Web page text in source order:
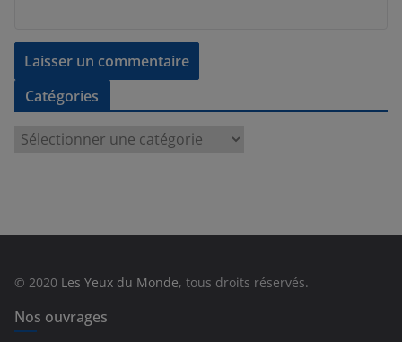
Catégories
e
s
© 2020 Les Yeux du Monde, tous droits réservés.
Nos ouvrages